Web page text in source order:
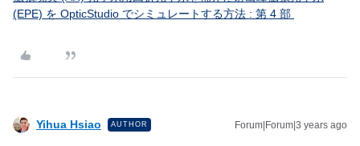
(EPE) を OpticStudio でシミュレートする方法 : 第 4 部
Yihua Hsiao AUTHOR Forum|Forum|3 years ago